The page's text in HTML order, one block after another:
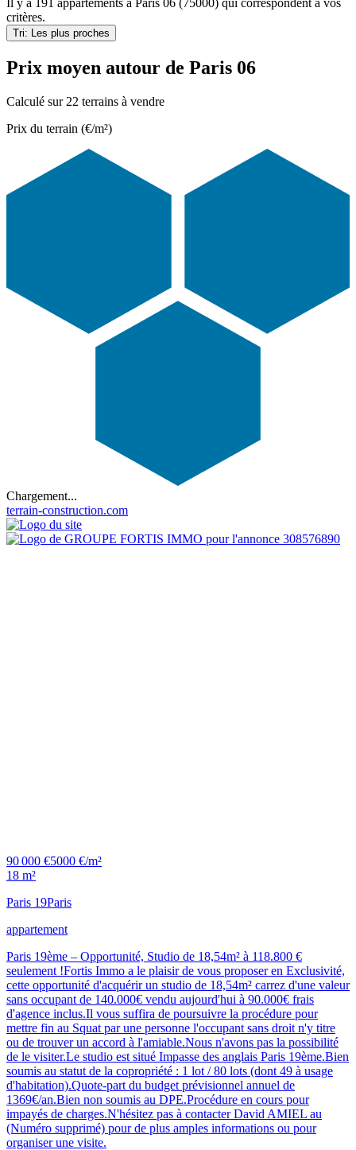
Il y a 191 appartements à Paris 06 (75000) qui correspondent à vos
critères.
Tri: Les plus proches
Prix moyen autour de Paris 06
Calculé sur 22 terrains à vendre
Prix du terrain (€/m²)
Chargement...
terrain-construction.com
90 000 €5000 €/m²
18 m²
Paris 19Paris
appartement
Paris 19ème – Opportunité, Studio de 18,54m² à 118.800 €
seulement !Fortis Immo a le plaisir de vous proposer en Exclusivité,
cette opportunité d'acquérir un studio de 18,54m² carrez d'une valeur
sans occupant de 140.000€ vendu aujourd'hui à 90.000€ frais
d'agence inclus.Il vous suffira de poursuivre la procédure pour
mettre fin au Squat par une personne l'occupant sans droit n'y titre
ou de trouver un accord à l'amiable.Nous n'avons pas la possibilité
de le visiter.Le studio est situé Impasse des anglais Paris 19ème.Bien
soumis au statut de la copropriété : 1 lot / 80 lots (dont 49 à usage
d'habitation).Quote-part du budget prévisionnel annuel de
1369€/an.Bien non soumis au DPE.Procédure en cours pour
impayés de charges.N'hésitez pas à contacter David AMIEL au
(Numéro supprimé) pour de plus amples informations ou pour
organiser une visite.